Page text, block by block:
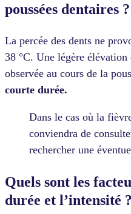
poussées dentaires ?
La percée des dents ne
38 °C. Une légère
observée au cours de la
courte durée.
Dans le cas où la
conviendra de
rechercher une
Quels sont les
durée et l’intensité ?